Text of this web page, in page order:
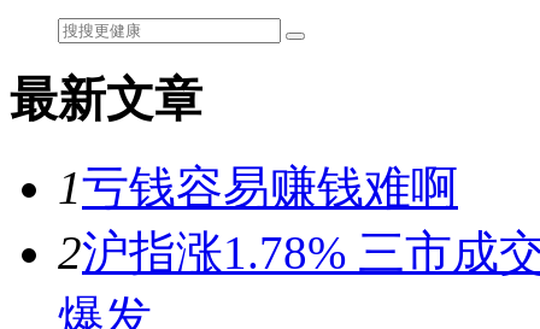
最新文章
1亏钱容易赚钱难啊
2沪指涨1.78% 三市成
爆发